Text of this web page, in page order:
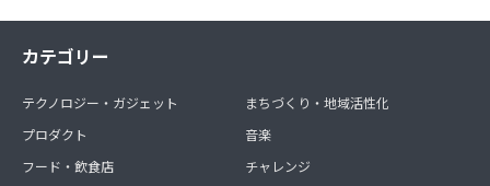
カテゴリー
テクノロジー・ガジェット
プロダクト
フード・飲食店
まちづくり・地域活性化
音楽
チャレンジ